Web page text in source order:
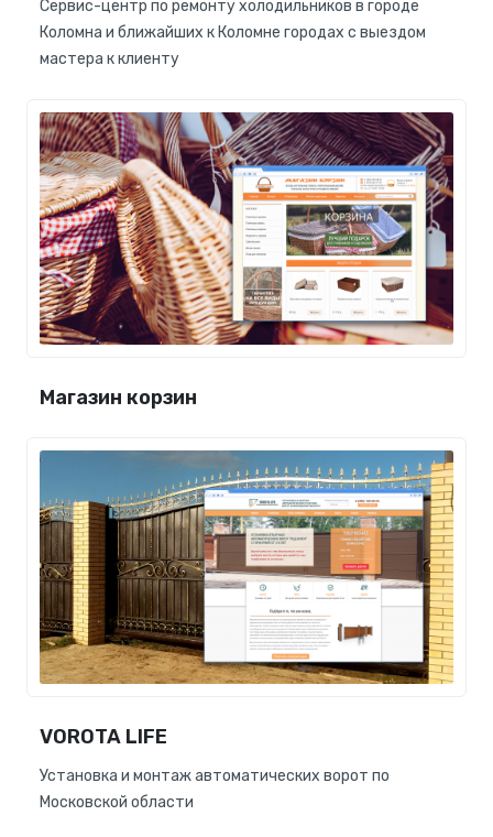
Сервис-центр по ремонту холодильников в городе
Коломна и ближайших к Коломне городах с выездом
мастера к клиенту
Магазин корзин
VOROTA LIFE
Установка и монтаж автоматических ворот по
Московской области